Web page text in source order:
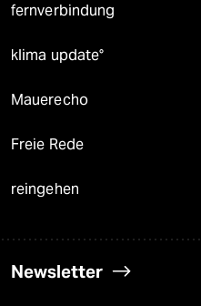
fernverbindung
klima update°
Mauerecho
Freie Rede
reingehen
Newsletter